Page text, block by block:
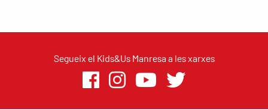
Segueix el Kids&Us Manresa a les xarxes